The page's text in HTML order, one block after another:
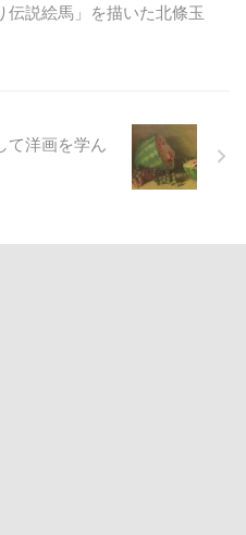
伝説絵馬」を描いた北條玉
て洋画を学ん